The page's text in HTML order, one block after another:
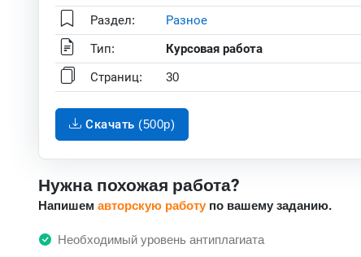
Раздел: Разное
Тип: Курсовая работа
Страниц: 30
Скачать (500p)
Нужна похожая работа?
Напишем авторскую работу по вашему заданию.
Необходимый уровень антиплагиата